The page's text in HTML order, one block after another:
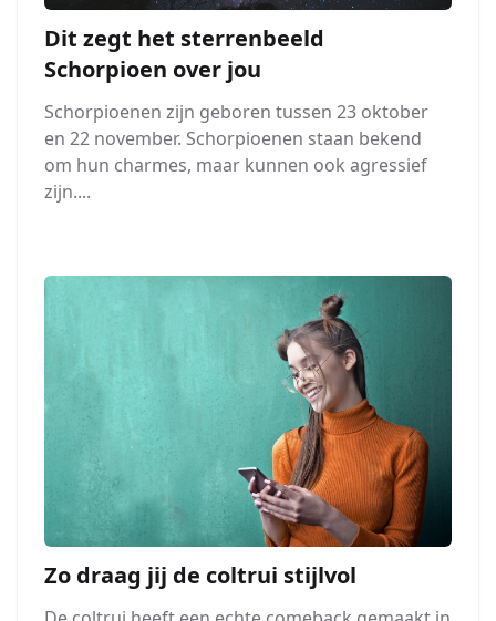
Dit zegt het sterrenbeeld
Schorpioen over jou
Schorpioenen zijn geboren tussen 23 oktober
en 22 november. Schorpioenen staan bekend
om hun charmes, maar kunnen ook agressief
zijn....
Zo draag jij de coltrui stijlvol